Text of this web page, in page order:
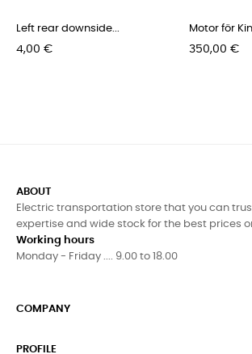
Left rear downside...
Pris
4,00 €
Motor för
Pris
350,00 €
ABOUT
Electric transportation store that you can
expertise and wide stock for the best prices
Working hours
Monday - Friday .... 9.00 to 18.00
COMPANY
PROFILE